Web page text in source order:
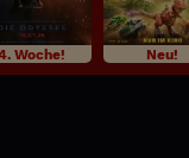
Woche! Neu!